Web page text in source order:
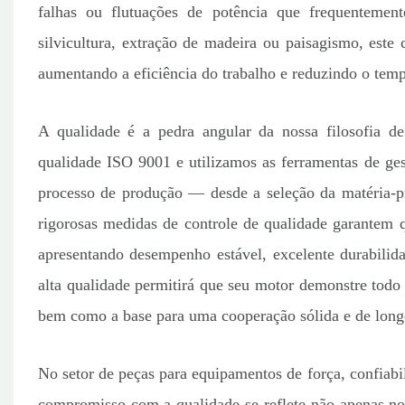
falhas ou flutuações de potência que
silvicultura, extração de madeira ou paisagismo,
aumentando a eficiência do trabalho e reduzindo o
A qualidade é a pedra angular da nossa filosofia
qualidade ISO 9001 e utilizamos as ferramentas de
processo de produção — desde a seleção da
rigorosas medidas de controle de qualidade
apresentando desempenho estável, excelente
alta qualidade permitirá que seu motor demonstre
bem como a base para uma cooperação sólida e de
No setor de peças para equipamentos de força,